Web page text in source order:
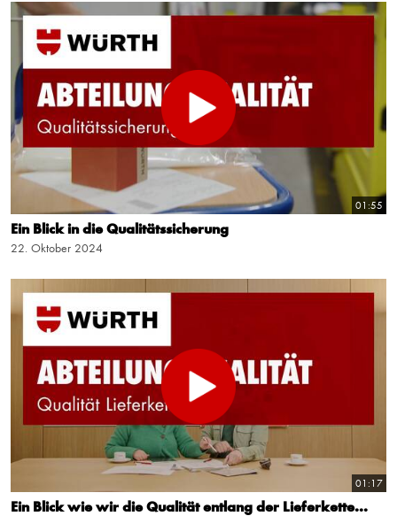
01:55
Ein Blick in die Qualitätssicherung
22. Oktober 2024
01:17
Ein Blick wie wir die Qualität entlang der Lieferkette...